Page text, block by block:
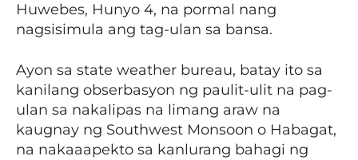
Huwebes, Hunyo 4, na pormal nang
nagsisimula ang tag-ulan sa bansa.
Ayon sa state weather bureau, batay ito sa
kanilang obserbasyon ng paulit-ulit na pag-
ulan sa nakalipas na limang araw na
kaugnay ng Southwest Monsoon o Habagat,
na nakaaapekto sa kanlurang bahagi ng